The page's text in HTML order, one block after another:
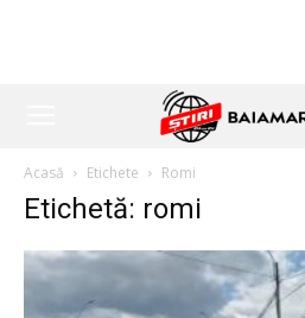
Acasă Etichete Romi
Etichetă: romi